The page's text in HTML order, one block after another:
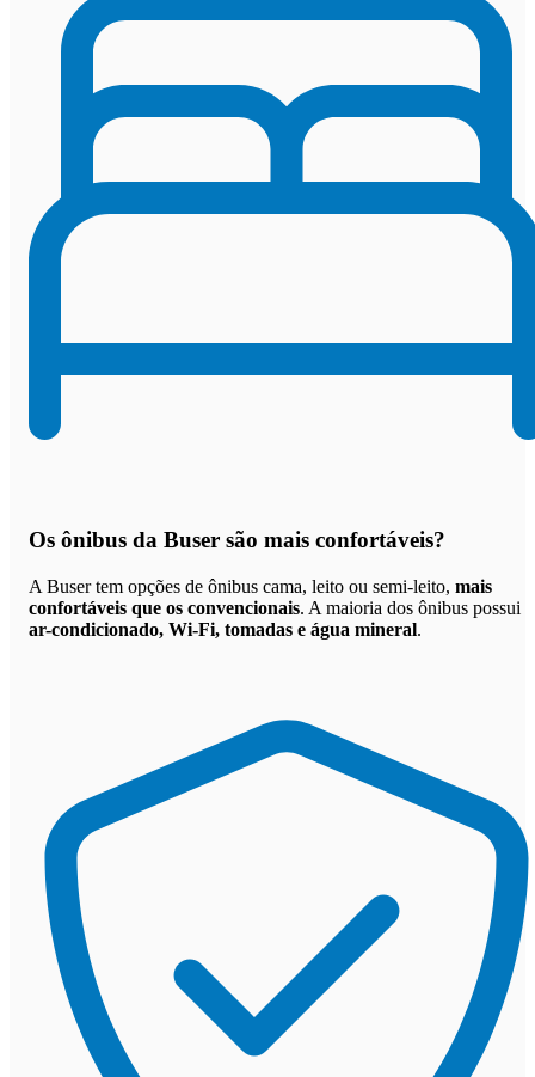
Os ônibus da Buser são mais confortáveis?
A Buser tem opções de ônibus cama, leito ou semi-leito, mais
confortáveis que os convencionais. A maioria dos ônibus possui
ar-condicionado, Wi-Fi, tomadas e água mineral.